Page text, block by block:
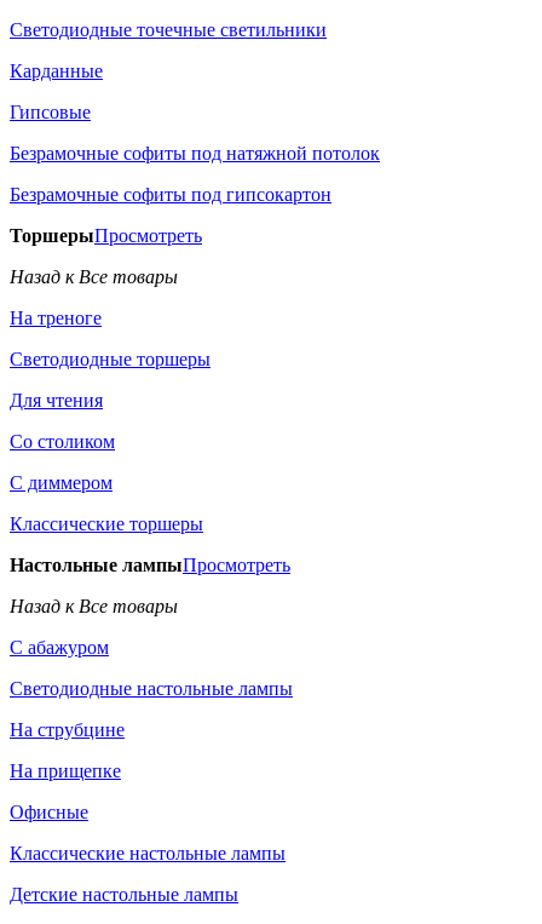
Светодиодные точечные светильники
Карданные
Гипсовые
Безрамочные софиты под натяжной потолок
Безрамочные софиты под гипсокартон
ТоршерыПросмотреть
Назад к Все товары
На треноге
Светодиодные торшеры
Для чтения
Со столиком
С диммером
Классические торшеры
Настольные лампыПросмотреть
Назад к Все товары
С абажуром
Светодиодные настольные лампы
На струбцине
На прищепке
Офисные
Классические настольные лампы
Детские настольные лампы